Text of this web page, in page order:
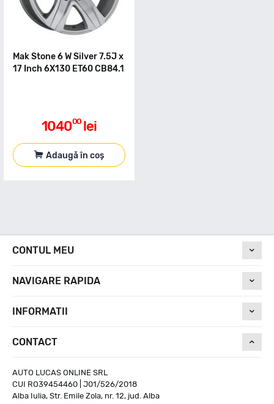
Mak Stone 6 W Silver 7.5J x
17 Inch 6X130 ET60 CB84.1
104000 lei
Adaugă în coș
CONTUL MEU
NAVIGARE RAPIDA
INFORMATII
CONTACT
AUTO LUCAS ONLINE SRL
CUI RO39454460 | J01/526/2018
Alba Iulia, Str. Emile Zola, nr. 12, jud. Alba